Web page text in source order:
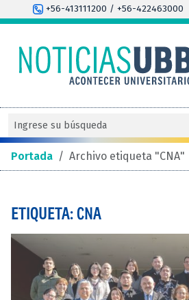
+56-413111200 / +56-422463000
Portada / Archivo etiqueta "CNA"
ETIQUETA: CNA